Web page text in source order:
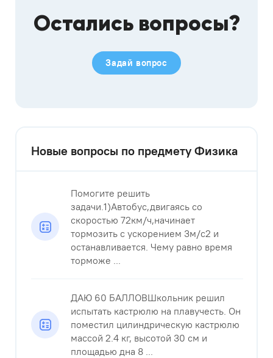
Остались вопросы?
Задай вопрос
Новые вопросы по предмету Физика
Помогите решить
задачи.1)Автобус,двигаясь со
скоростью 72км/ч,начинает
тормозить с ускорением 3м/с2 и
останавливается. Чему равно время
торможе ...
ДАЮ 60 БАЛЛОВШкольник решил
испытать кастрюлю на плавучесть. Он
поместил цилиндрическую кастрюлю
массой 2.4 кг, высотой 30 см и
площадью дна 8 ...